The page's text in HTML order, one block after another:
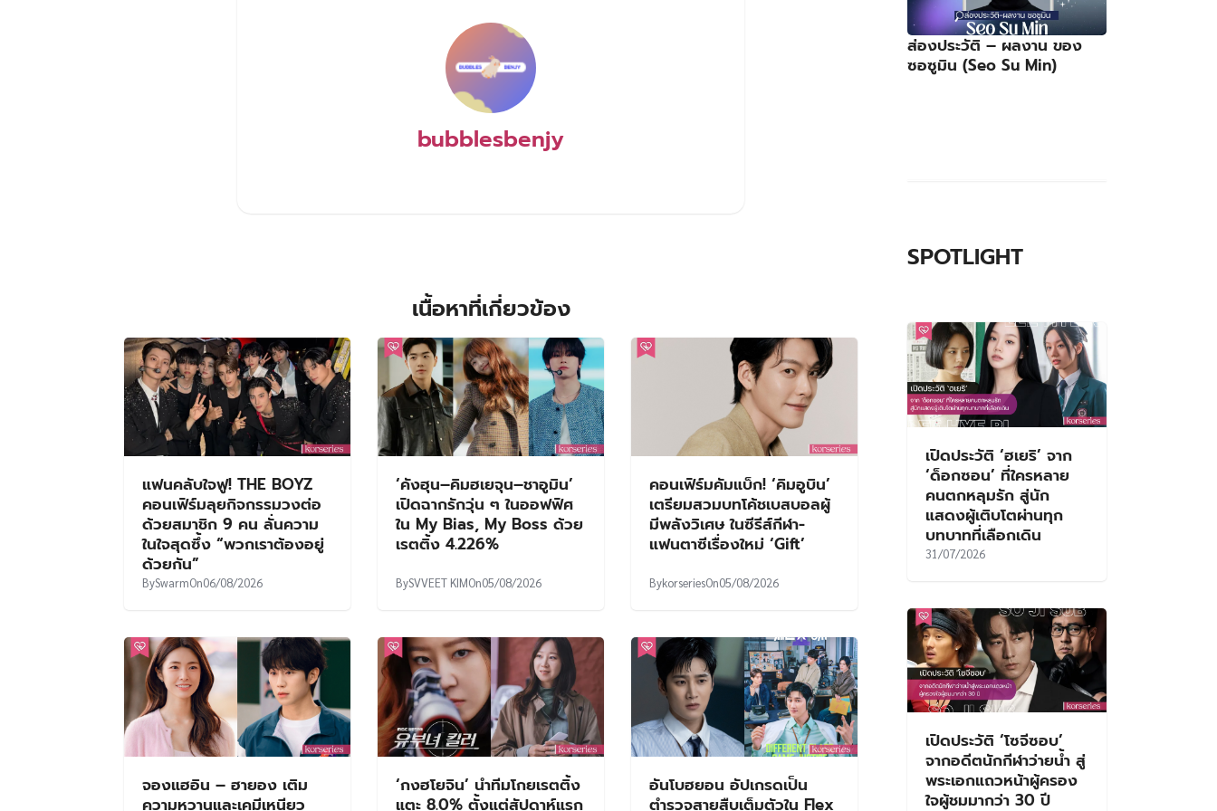
bubblesbenjy
เนื้อหาที่เกี่ยวข้อง
แฟนคลับใจฟู! THE BOYZ
คอนเฟิร์มลุยกิจกรรมวงต่อ
ด้วยสมาชิก 9 คน ลั่นความ
ในใจสุดซึ้ง “พวกเราต้องอยู่
ด้วยกัน”
BySwarmOn06/08/2026
‘คังฮุน–คิมฮเยจุน–ชาอูมิน’
เปิดฉากรักวุ่น ๆ ในออฟฟิศ
ใน My Bias, My Boss ด้วย
เรตติ้ง 4.226%
BySVVEET KIMOn05/08/2026
คอนเฟิร์มคัมแบ็ก! ‘คิมอูบิน’
เตรียมสวมบทโค้ชเบสบอลผู้
มีพลังวิเศษ ในซีรีส์กีฬา-
แฟนตาซีเรื่องใหม่ ‘Gift’
BykorseriesOn05/08/2026
จองแฮอิน – ฮายอง เติม
ความหวานและเคมีเหนียว
‘กงฮโยจิน’ นำทีมโกยเรตติ้ง
แตะ 8.0% ตั้งแต่สัปดาห์แรก
อันโบฮยอน อัปเกรดเป็น
ตำรวจสายสืบเต็มตัวใน Flex
ส่องประวัติ – ผลงาน ของ
ซอซูมิน (Seo Su Min)
SPOTLIGHT
เปิดประวัติ ‘ฮเยริ’ จาก
‘ด็อกซอน’ ที่ใครหลาย
คนตกหลุมรัก สู่นัก
แสดงผู้เติบโตผ่านทุก
บทบาทที่เลือกเดิน
31/07/2026
เปิดประวัติ ‘โซจีซอบ’
จากอดีตนักกีฬาว่ายน้ำ สู่
พระเอกแถวหน้าผู้ครอง
ใจผู้ชมมากว่า 30 ปี